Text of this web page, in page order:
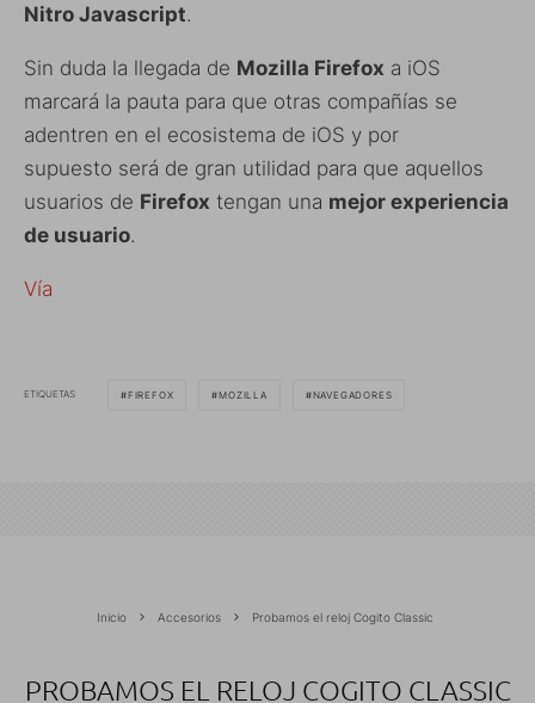
Nitro Javascript.
Sin duda la llegada de Mozilla Firefox a iOS
marcará la pauta para que otras compañías se
adentren en el ecosistema de iOS y por
supuesto será de gran utilidad para que aquellos
usuarios de Firefox tengan una mejor experiencia
de usuario.
Vía
ETIQUETAS FIREFOX MOZILLA NAVEGADORES
Inicio Accesorios Probamos el reloj Cogito Classic
PROBAMOS EL RELOJ COGITO CLASSIC